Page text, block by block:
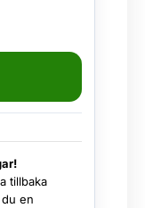
tillbaka
en